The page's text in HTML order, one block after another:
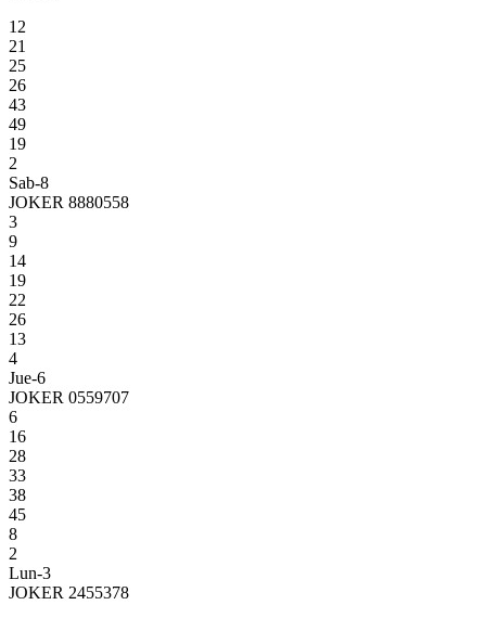
12
21
25
26
43
49
19
2
Sab-8
JOKER 8880558
3
9
14
19
22
26
13
4
Jue-6
JOKER 0559707
6
16
28
33
38
45
8
2
Lun-3
JOKER 2455378